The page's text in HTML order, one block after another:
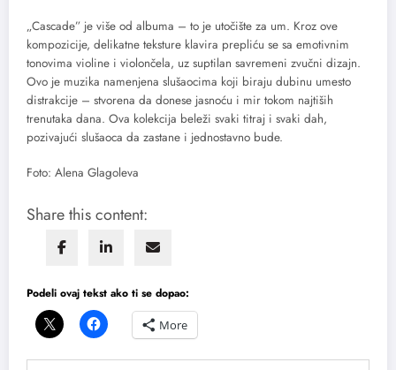
„Cascade” je više od albuma – to je utočište za um. Kroz ove
kompozicije, delikatne teksture klavira prepliću se sa emotivnim
tonovima violine i violončela, uz suptilan savremeni zvučni dizajn.
Ovo je muzika namenjena slušaocima koji biraju dubinu umesto
distrakcije – stvorena da donese jasnoću i mir tokom najtiših
trenutaka dana. Ova kolekcija beleži svaki titraj i svaki dah,
pozivajući slušaoca da zastane i jednostavno bude.
Foto: Alena Glagoleva
Share this content:
Podeli ovaj tekst ako ti se dopao:
More